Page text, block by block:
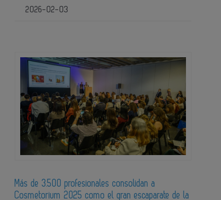
2026-02-03
Más de 3.500 profesionales consolidan a
Cosmetorium 2025 como el gran escaparate de la